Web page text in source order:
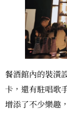
餐酒館內的裝潢
卡，還有駐唱歌
增添了不少樂趣